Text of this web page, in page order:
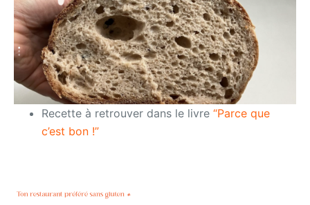
Recette à retrouver dans le livre “Parce que
c’est bon !”